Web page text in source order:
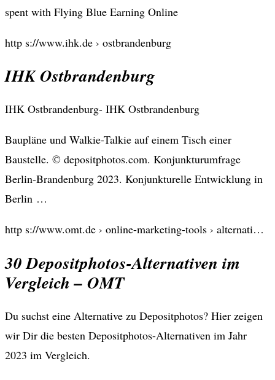
spent with Flying Blue Earning Online
http s://www.ihk.de › ostbrandenburg
IHK Ostbrandenburg
IHK Ostbrandenburg- IHK Ostbrandenburg
Baupläne und Walkie-Talkie auf einem Tisch einer
Baustelle. © depositphotos.com. Konjunkturumfrage
Berlin-Brandenburg 2023. Konjunkturelle Entwicklung in
Berlin …
http s://www.omt.de › online-marketing-tools › alternati…
30 Depositphotos-Alternativen im
Vergleich – OMT
Du suchst eine Alternative zu Depositphotos? Hier zeigen
wir Dir die besten Depositphotos-Alternativen im Jahr
2023 im Vergleich.